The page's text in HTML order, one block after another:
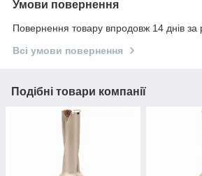
Умови повернення
Повернення товару впродовж 14 днів за
Всі умови повернення
Подібні товари компанії